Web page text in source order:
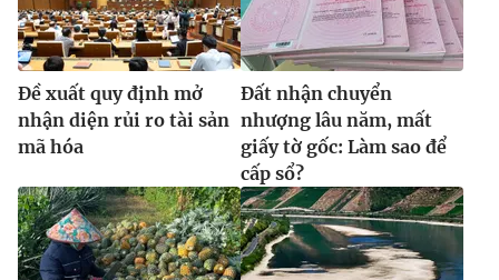
Ðề xuất quy định mở
nhận diện rủi ro tài sản
mã hóa
Đất nhận chuyển
nhượng lâu năm, mất
giấy tờ gốc: Làm sao để
cấp sổ?